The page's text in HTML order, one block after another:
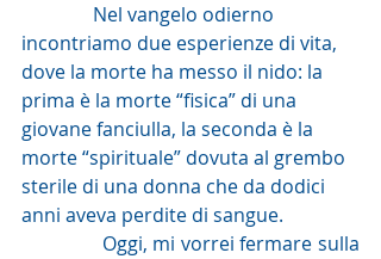
Nel vangelo odierno
incontriamo due esperienze di vita,
dove la morte ha messo il nido: la
prima è la morte “fisica” di una
giovane fanciulla, la seconda è la
morte “spirituale” dovuta al grembo
sterile di una donna che da dodici
anni aveva perdite di sangue.
Oggi, mi vorrei fermare sulla